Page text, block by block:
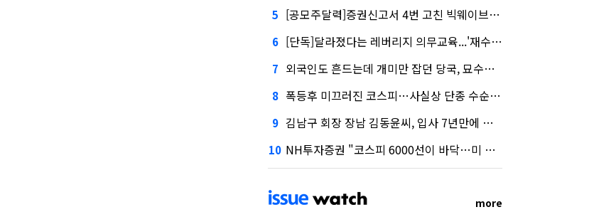
5 [공모주달력]증권신고서 4번 고친 빅웨이브로보틱스, 수요예측
6 [단독]달라졌다는 레버리지 의무교육...'재수강 건너뛰기' 허점
7 외국인도 흔드는데 개미만 잡던 당국, 묘수는 과다호가부담금?
8 폭등후 미끄러진 코스피…사실상 단종 수순 밟는 '단종레'
9 김남구 회장 장남 김동윤씨, 입사 7년만에 한투증권 임원 승진
10 NH투자증권 "코스피 6000선이 바닥…미 금리 안정 후 추가 회복"
more